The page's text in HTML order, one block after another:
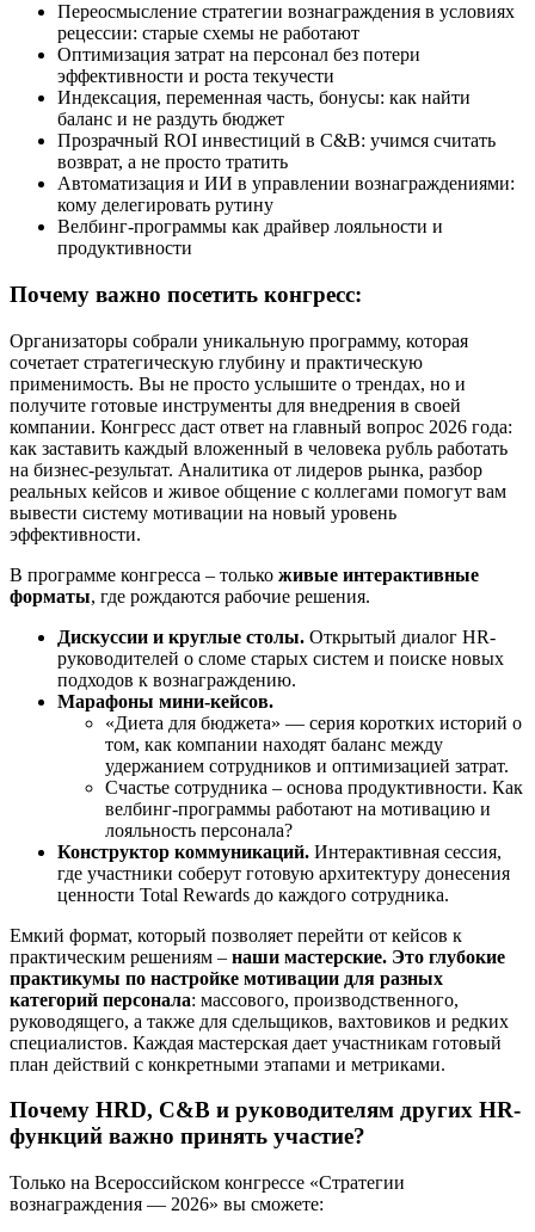
Переосмысление стратегии вознаграждения в условиях
рецессии: старые схемы не работают
Оптимизация затрат на персонал без потери
эффективности и роста текучести
Индексация, переменная часть, бонусы: как найти
баланс и не раздуть бюджет
Прозрачный ROI инвестиций в C&B: учимся считать
возврат, а не просто тратить
Автоматизация и ИИ в управлении вознаграждениями:
кому делегировать рутину
Велбинг-программы как драйвер лояльности и
продуктивности
Почему важно посетить конгресс:
Организаторы собрали уникальную программу, которая
сочетает стратегическую глубину и практическую
применимость. Вы не просто услышите о трендах, но и
получите готовые инструменты для внедрения в своей
компании. Конгресс даст ответ на главный вопрос 2026 года:
как заставить каждый вложенный в человека рубль работать
на бизнес-результат. Аналитика от лидеров рынка, разбор
реальных кейсов и живое общение с коллегами помогут вам
вывести систему мотивации на новый уровень
эффективности.
В программе конгресса – только живые интерактивные
форматы, где рождаются рабочие решения.
Дискуссии и круглые столы. Открытый диалог HR-
руководителей о сломе старых систем и поиске новых
подходов к вознаграждению.
Марафоны мини-кейсов.
«Диета для бюджета» — серия коротких историй о
том, как компании находят баланс между
удержанием сотрудников и оптимизацией затрат.
Счастье сотрудника – основа продуктивности. Как
велбинг-программы работают на мотивацию и
лояльность персонала?
Конструктор коммуникаций. Интерактивная сессия,
где участники соберут готовую архитектуру донесения
ценности Total Rewards до каждого сотрудника.
Емкий формат, который позволяет перейти от кейсов к
практическим решениям – наши мастерские. Это глубокие
практикумы по настройке мотивации для разных
категорий персонала: массового, производственного,
руководящего, а также для сдельщиков, вахтовиков и редких
специалистов. Каждая мастерская дает участникам готовый
план действий с конкретными этапами и метриками.
Почему HRD, C&B и руководителям других HR-
функций важно принять участие?
Только на Всероссийском конгрессе «Стратегии
вознаграждения — 2026» вы сможете: